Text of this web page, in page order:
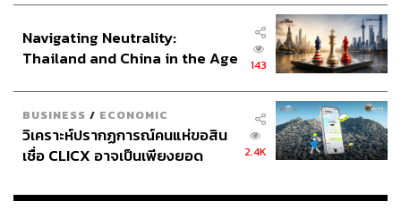
Navigating Neutrality:
Thailand and China in the Age
143
BUSINESS / ECONOMIC
วิเคราะห์ปรากฏการณ์คนแห่ขอสิน
เชื่อ CLICX อาจเป็นเพียงยอด
เรือนไทยที่ถูกซุกไว้
2.4K